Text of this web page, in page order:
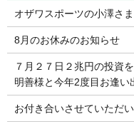
オザワスポーツの小澤さ
8月のお休みのお知らせ
７月２７日２兆円の投資
明善様と今年2度目お逢い
お付き合いさせていただ